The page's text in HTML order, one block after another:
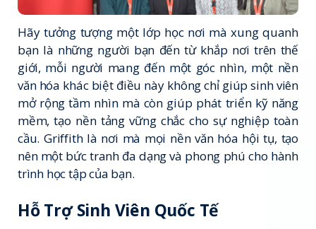
Hãy tưởng tượng một lớp học nơi mà xung quanh
bạn là những người bạn đến từ khắp nơi trên thế
giới, mỗi người mang đến một góc nhìn, một nền
văn hóa khác biệt điều này không chỉ giúp sinh viên
mở rộng tầm nhìn mà còn giúp phát triển kỹ năng
mềm, tạo nền tảng vững chắc cho sự nghiệp toàn
cầu. Griffith là nơi mà mọi nền văn hóa hội tụ, tạo
nên một bức tranh đa dạng và phong phú cho hành
trình học tập của bạn.
Hỗ Trợ Sinh Viên Quốc Tế